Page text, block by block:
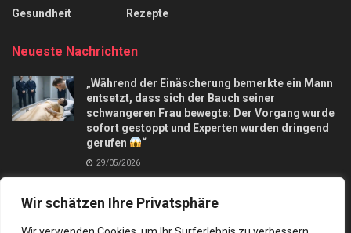
Wir schätzen Ihre Privatsphäre
Gesundheit
Rezepte
Neueste Nachrichten
„Während der Einäscherung bemerkte ein Mann
entsetzt, dass sich der Bauch seiner
schwangeren Frau bewegte: Der Vorgang wurde
sofort gestoppt und Experten wurden dringend
gerufen
“
29/05/2026
Apfelkuchen mit nur 3 Äpfel und in 10 Minuten,
macht mich verrückt
28/09/2025